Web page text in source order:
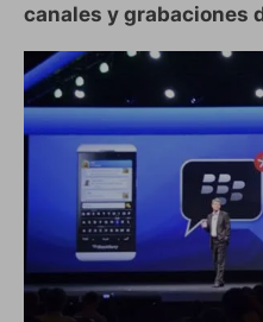
canales y grabaciones